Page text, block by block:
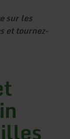
sur les
et tournez-